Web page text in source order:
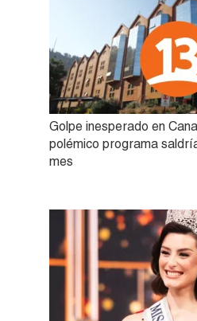
Golpe inesperado en
polémico programa
mes